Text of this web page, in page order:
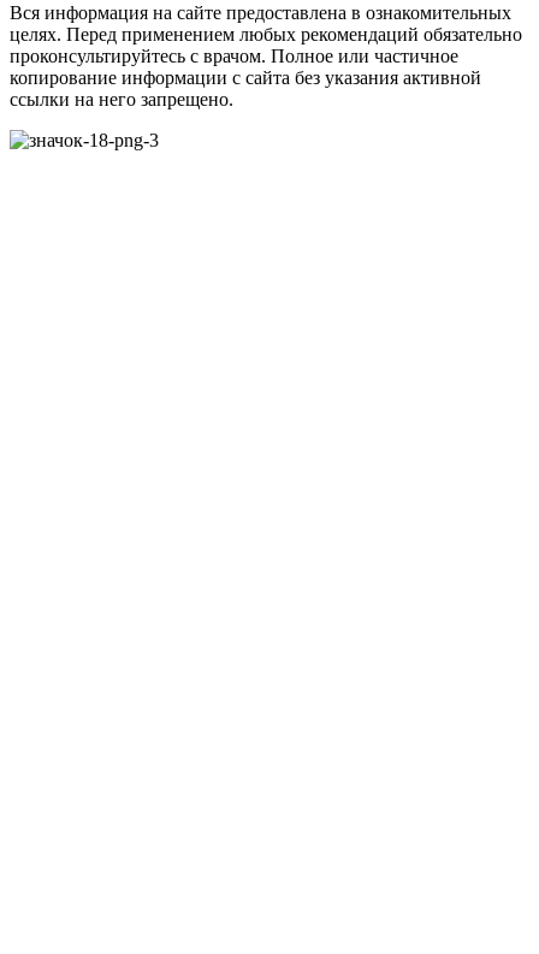
Вся информация на сайте предоставлена в ознакомительных
целях. Перед применением любых рекомендаций обязательно
проконсультируйтесь с врачом. Полное или частичное
копирование информации с сайта без указания активной
ссылки на него запрещено.